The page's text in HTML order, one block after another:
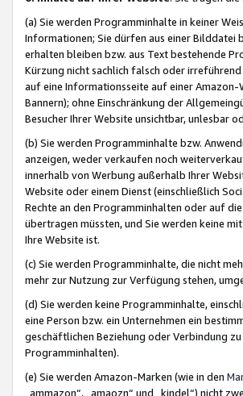
(a) Sie werden Programminhalte in keiner
Informationen; Sie dürfen aus einer Bilddatei
erhalten bleiben bzw. aus Text bestehende
Kürzung nicht sachlich falsch oder
auf eine Informationsseite auf einer
Bannern); ohne Einschränkung der
Besucher Ihrer Website unsichtbar, unlesbar
(b) Sie werden Programminhalte bzw.
anzeigen, weder verkaufen noch
innerhalb von Werbung außerhalb Ihrer
Website oder einem Dienst (einschließlich
Rechte an den Programminhalten oder auf
übertragen müssten, und Sie werden keine
Ihre Website ist.
(c) Sie werden Programminhalte, die nicht
mehr zur Nutzung zur Verfügung stehen,
(d) Sie werden keine Programminhalte,
eine Person bzw. ein Unternehmen ein
geschäftlichen Beziehung oder Verbindung
Programminhalten).
(e) Sie werden Amazon-Marken (wie in den
„ammazon“, „amaozn“ und „kindel“) nicht